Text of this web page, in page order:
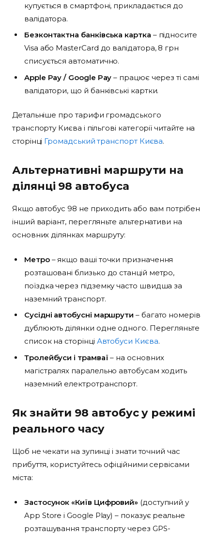
купується в смартфоні, прикладається до
валідатора.
Безконтактна банківська картка – підносите
Visa або MasterCard до валідатора, 8 грн
списується автоматично.
Apple Pay / Google Pay – працює через ті самі
валідатори, що й банківські картки.
Детальніше про тарифи громадського
транспорту Києва і пільгові категорії читайте на
сторінці Громадський транспорт Києва.
Альтернативні маршрути на
ділянці 98 автобуса
Якщо автобус 98 не приходить або вам потрібен
інший варіант, перегляньте альтернативи на
основних ділянках маршруту:
Метро– якщо ваші точки призначення
розташовані близько до станцій метро,
поїздка через підземку часто швидша за
наземний транспорт.
Сусідні автобусні маршрути – багато номерів
дублюють ділянки одне одного. Перегляньте
список на сторінці Автобуси Києва.
Тролейбуси і трамваї – на основних
магістралях паралельно автобусам ходить
наземний електротранспорт.
Як знайти 98 автобус у режимі
реального часу
Щоб не чекати на зупинці і знати точний час
прибуття, користуйтесь офіційними сервісами
міста:
Застосунок «Київ Цифровий» (доступний у
App Store і Google Play) – показує реальне
розташування транспорту через GPS-